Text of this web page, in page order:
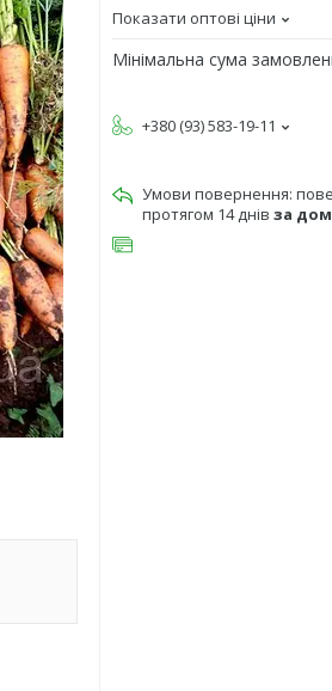
Показати оптові ціни
Мінімальна сума
+380 (93) 583-19-11
протягом 14 днів за